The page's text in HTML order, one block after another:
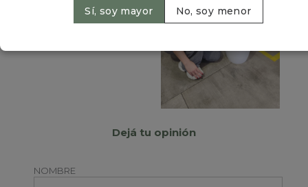
Dejá tu opinión
NOMBRE